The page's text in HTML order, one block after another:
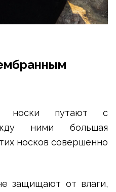
носки путают с
ними большая
носков совершенно
защищают от влаги,